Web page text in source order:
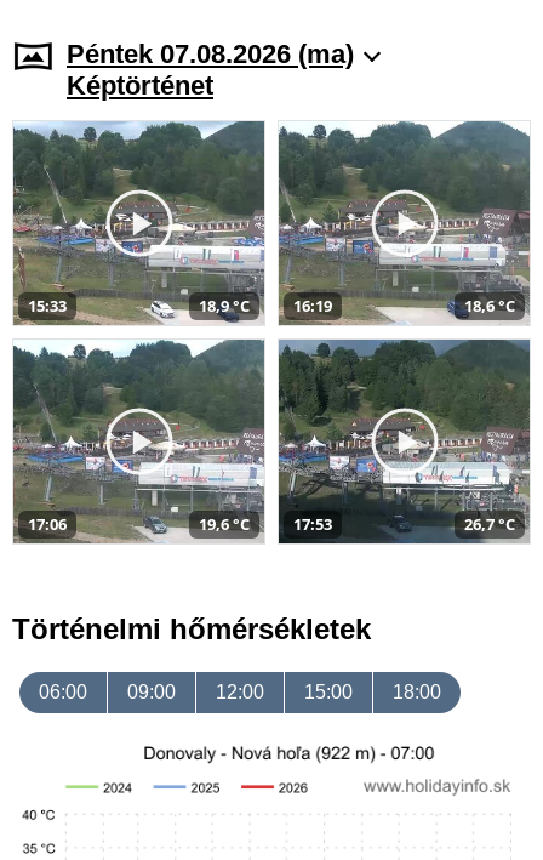
Péntek 07.08.2026 (ma)
Képtörténet
15:33 18,9 °C 16:19 18,6 °C
17:06 19,6 °C 17:53 26,7 °C
Történelmi hőmérsékletek
06:00 09:00 12:00 15:00 18:00